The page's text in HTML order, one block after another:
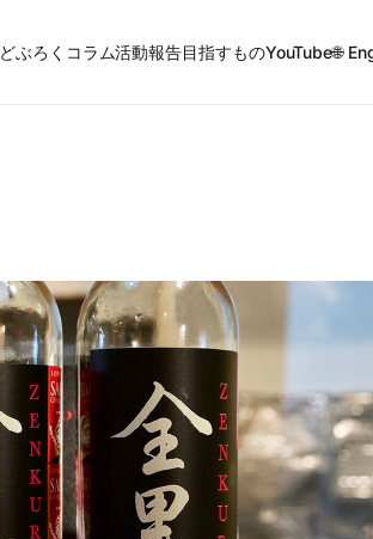
どぶろく コラム活動報告目指すものYouTube🌐